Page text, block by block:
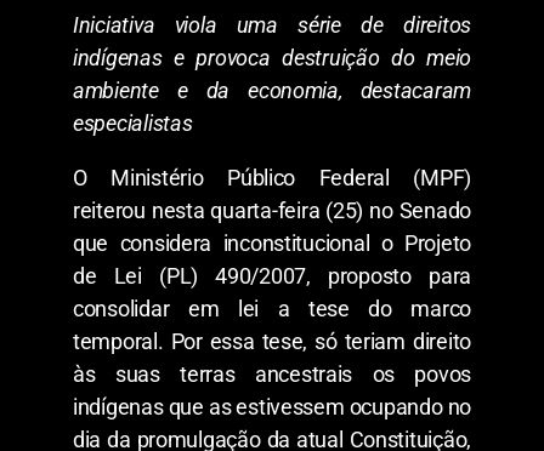
Iniciativa viola uma série de direitos
indígenas e provoca destruição do meio
ambiente e da economia, destacaram
especialistas
O Ministério Público Federal (MPF)
reiterou nesta quarta-feira (25) no Senado
que considera inconstitucional o Projeto
de Lei (PL) 490/2007, proposto para
consolidar em lei a tese do marco
temporal. Por essa tese, só teriam direito
às suas terras ancestrais os povos
indígenas que as estivessem ocupando no
dia da promulgação da atual Constituição,